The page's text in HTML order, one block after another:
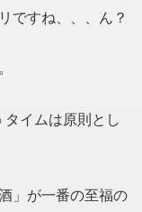
ですね、、、ん？
タイムは原則とし
」が一番の至福の